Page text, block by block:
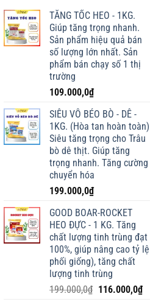
TĂNG TỐC HEO - 1KG.
Giúp tăng trọng nhanh.
Sản phẩm hiệu quả bán
số lượng lớn nhất. Sản
phẩm bán chạy số 1 thị
trường
109.000,0₫
SIÊU VỖ BÉO BÒ - DÊ -
1KG. (Hòa tan hoàn toàn)
Siêu tăng trọng cho Trâu
bò dê thịt. Giúp tăng
trọng nhanh. Tăng cường
chuyển hóa
199.000,0₫
GOOD BOAR-ROCKET
HEO ĐỰC - 1 KG. Tăng
chất lượng tinh trùng đạt
100%, giúp nâng cao tỷ lệ
phối giống), tăng chất
lượng tinh trùng
199.000,0₫ Giá
116.000,0₫Giá